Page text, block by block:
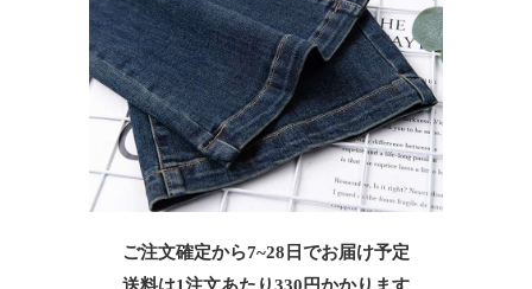
ご注文確定から7~28日でお届け予定